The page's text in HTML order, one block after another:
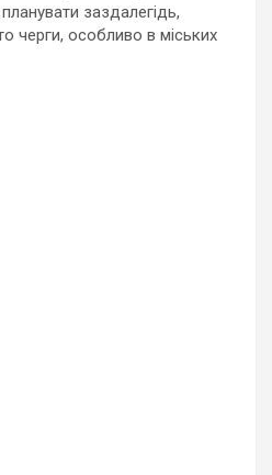
заздалегідь,
черги, особливо в міських